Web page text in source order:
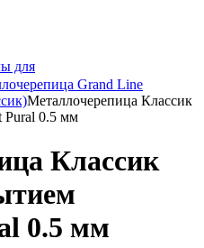
для
Grand Line
Металлочерепица Классик
Pural 0.5 мм
Классик
0.5 мм